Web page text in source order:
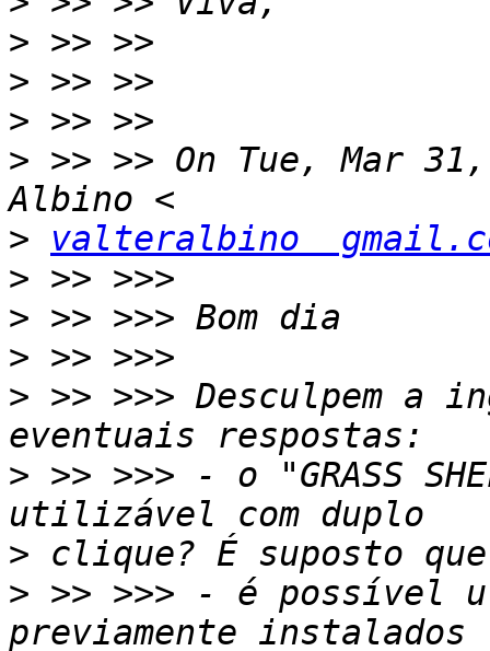
>
>
>
> >> >> On Tue, Mar
>
valteralbino
>
>
>
> >> >>> Desculpem a
> >> >>> - o "GRASS
>
> >> >>> - é possível